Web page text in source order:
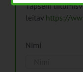
Täpsem
leitav https://
Nimi